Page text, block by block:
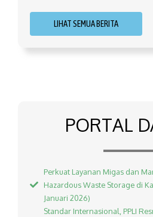
LIHAT SEMUA BERITA
PORTAL
Perkuat Layanan Migas dan
Hazardous Waste Storage di
Januari 2026)
Standar Internasional, PPLI